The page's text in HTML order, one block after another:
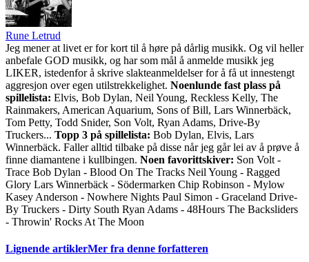
Rune Letrud
Jeg mener at livet er for kort til å høre på dårlig musikk. Og vil heller
anbefale GOD musikk, og har som mål å anmelde musikk jeg
LIKER, istedenfor å skrive slakteanmeldelser for å få ut innestengt
aggresjon over egen utilstrekkelighet. Noenlunde fast plass på
spillelista: Elvis, Bob Dylan, Neil Young, Reckless Kelly, The
Rainmakers, American Aquarium, Sons of Bill, Lars Winnerbäck,
Tom Petty, Todd Snider, Son Volt, Ryan Adams, Drive-By
Truckers... Topp 3 på spillelista: Bob Dylan, Elvis, Lars
Winnerbäck. Faller alltid tilbake på disse når jeg går lei av å prøve å
finne diamantene i kullbingen. Noen favorittskiver: Son Volt -
Trace Bob Dylan - Blood On The Tracks Neil Young - Ragged
Glory Lars Winnerbäck - Södermarken Chip Robinson - Mylow
Kasey Anderson - Nowhere Nights Paul Simon - Graceland Drive-
By Truckers - Dirty South Ryan Adams - 48Hours The Backsliders
- Throwin' Rocks At The Moon
Lignende artiklerMer fra denne forfatteren